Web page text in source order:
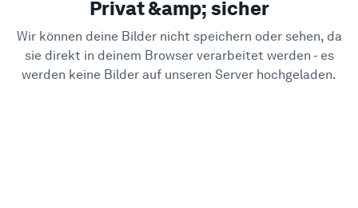
Privat &amp; sicher
Wir können deine Bilder nicht speichern oder sehen, da
sie direkt in deinem Browser verarbeitet werden - es
werden keine Bilder auf unseren Server hochgeladen.